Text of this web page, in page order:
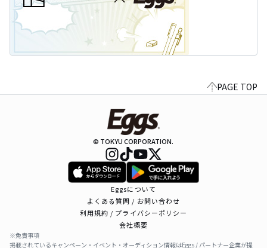
PAGE TOP
© TOKYU CORPORATION.
Eggsについて
よくある質問 / お問い合わせ
利用規約 / プライバシーポリシー
会社概要
※免責事項
掲載されているキャンペーン・イベント・オーディション情報はEggs / パートナー企業が提